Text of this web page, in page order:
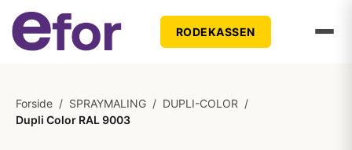
RODEKASSEN
Forside / SPRAYMALING / DUPLI-COLOR /
Dupli Color RAL 9003